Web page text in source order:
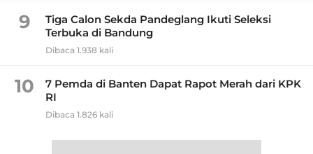
9
Tiga Calon Sekda Pandeglang Ikuti Seleksi
Terbuka di Bandung
Dibaca 1.938 kali
10
7 Pemda di Banten Dapat Rapot Merah dari KPK
RI
Dibaca 1.826 kali